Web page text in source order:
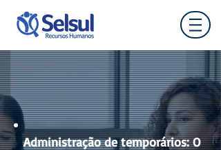
Administração de temporários: O